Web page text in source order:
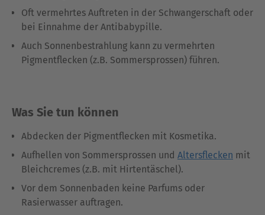
Oft vermehrtes Auftreten in der Schwangerschaft oder
bei Einnahme der Antibabypille.
Auch Sonnenbestrahlung kann zu vermehrten
Pigmentflecken (z.B. Sommersprossen) führen.
Was Sie tun können
Abdecken der Pigmentflecken mit Kosmetika.
Aufhellen von Sommersprossen und Altersflecken mit
Bleichcremes (z.B. mit Hirtentäschel).
Vor dem Sonnenbaden keine Parfums oder
Rasierwasser auftragen.